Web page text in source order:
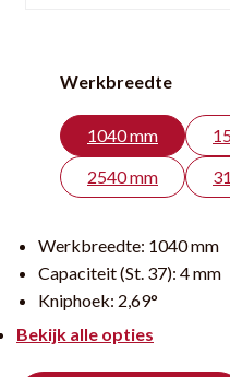
Werkbreedte
1040 mm
2540 mm
Werkbreedte: 1040 mm
Capaciteit (St. 37): 4 mm
Kniphoek: 2,69°
Bekijk alle opties